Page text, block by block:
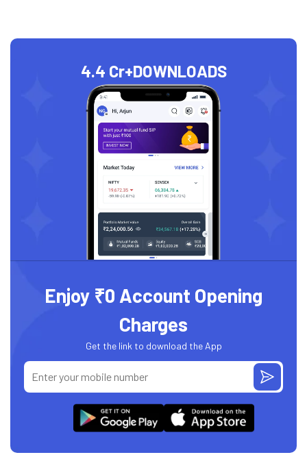
4.4 Cr+DOWNLOADS
Enjoy ₹0 Account Opening
Charges
Get the link to download the App